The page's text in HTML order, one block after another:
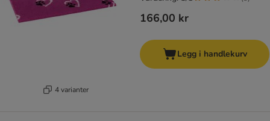
4 varianter
166,00 kr
Legg i handlekurv